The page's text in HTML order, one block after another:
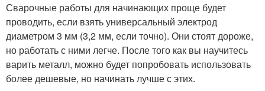
Сварочные работы для начинающих проще будет
проводить, если взять универсальный электрод
диаметром 3 мм (3,2 мм, если точно). Они стоят дороже,
но работать с ними легче. После того как вы научитесь
варить металл, можно будет попробовать использовать
более дешевые, но начинать лучше с этих.